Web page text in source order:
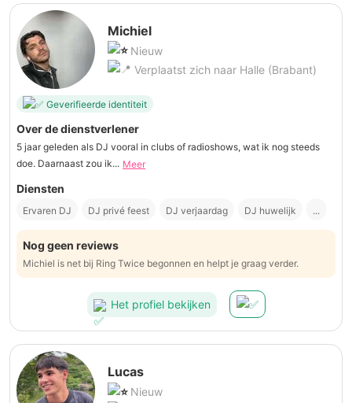
Michiel
Nieuw
Verplaatst zich naar Halle (Brabant)
Geverifieerde identiteit
Over de dienstverlener
5 jaar geleden als DJ vooral in clubs of radioshows, wat ik nog steeds
doe. Daarnaast zou ik... Meer
Diensten
Ervaren DJ DJ privé feest DJ verjaardag DJ huwelijk ...
Nog geen reviews
Michiel is net bij Ring Twice begonnen en helpt je graag verder.
Het profiel bekijken
Lucas
Nieuw